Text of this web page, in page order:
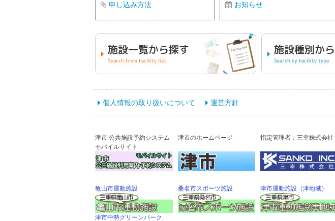
申し込み方法 お知らせ
個人情報の取り扱いについて 運営方針
津市 公共施設予約システム
モバイルサイト
津市のホームページ 指定管理者：三幸株式会社